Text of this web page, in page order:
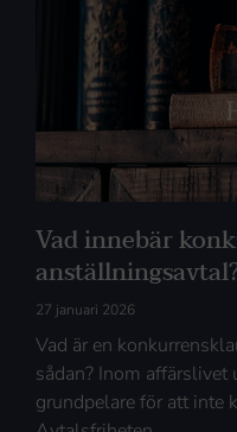
Vad innebär
27 januari 2026
Vad är en
sådan? Inom
grundpelare för att inte